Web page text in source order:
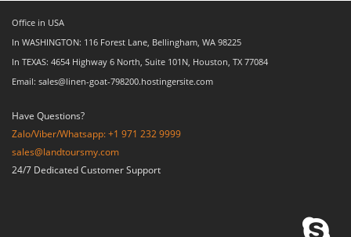
Office in USA
In WASHINGTON: 116 Forest Lane, Bellingham, WA 98225
In TEXAS: 4654 Highway 6 North, Suite 101N, Houston, TX 77084
Email: sales@linen-goat-798200.hostingersite.com
Have Questions?
Zalo/Viber/Whatsapp: +1 971 232 9999
sales@landtoursmy.com
24/7 Dedicated Customer Support